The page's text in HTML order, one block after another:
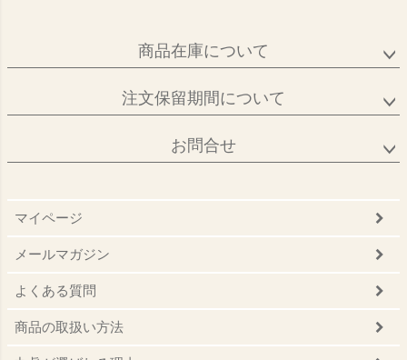
商品在庫について
注文保留期間について
お問合せ
マイページ
メールマガジン
よくある質問
商品の取扱い方法